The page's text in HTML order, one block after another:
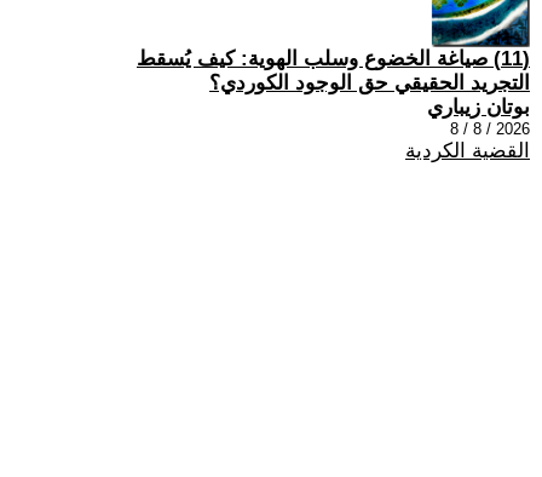
(11) صياغة الخضوع وسلب الهوية: كيف يُسقط
التجريد الحقيقي حق الوجود الكوردي؟
بوتان زيباري
2026 / 8 / 8
القضية الكردية